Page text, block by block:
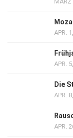
APR.
APR.
Die
APR.
APR.